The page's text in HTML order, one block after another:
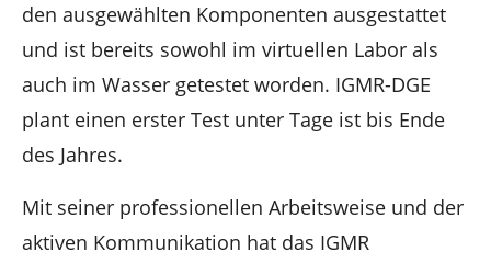
den ausgewählten Komponenten ausgestattet
und ist bereits sowohl im virtuellen Labor als
auch im Wasser getestet worden. IGMR-DGE
plant einen erster Test unter Tage ist bis Ende
des Jahres.
Mit seiner professionellen Arbeitsweise und der
aktiven Kommunikation hat das IGMR